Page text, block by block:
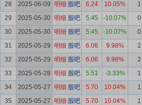
28
2025-06-09 明细 股吧 6.24 10.05% 1
29
2025-05-30 明细 股吧 5.45 -10.07% 0
30
2025-05-30 明细 股吧 5.45 -10.07% 0
31
2025-05-29 明细 股吧 6.06 9.98% 2
32
2025-05-29 明细 股吧 6.06 9.98% 2
33
2025-05-28 明细 股吧 5.51 -3.33% 1
34
2025-05-27 明细 股吧 5.70 10.04% 1
35
2025-05-27 明细 股吧 5.70 10.04% 1